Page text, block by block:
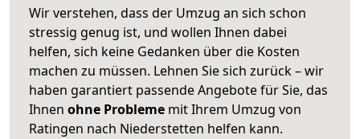
Wir verstehen, dass der Umzug an sich schon
stressig genug ist, und wollen Ihnen dabei
helfen, sich keine Gedanken über die Kosten
machen zu müssen. Lehnen Sie sich zurück – wir
haben garantiert passende Angebote für Sie, das
Ihnen ohne Probleme mit Ihrem Umzug von
Ratingen nach Niederstetten helfen kann.